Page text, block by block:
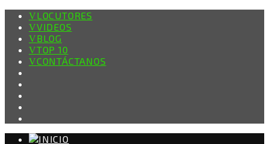
LOCUTORES
VIDEOS
BLOG
TOP 10
CONTÁCTANOS